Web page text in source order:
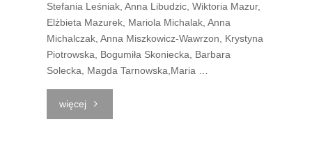
Stefania Leśniak, Anna Libudzic, Wiktoria Mazur,
Elżbieta Mazurek, Mariola Michalak, Anna
Michalczak, Anna Miszkowicz-Wawrzon, Krystyna
Piotrowska, Bogumiła Skoniecka, Barbara
Solecka, Magda Tarnowska,Maria …
więcej"Passe